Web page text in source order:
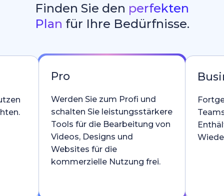
Finden Sie den perfekten
Plan für Ihre Bedürfnisse.
Pro
Werden Sie zum Profi und
schalten Sie leistungsstärkere
Tools für die Bearbeitung von
Videos, Designs und
Websites für die
kommerzielle Nutzung frei.